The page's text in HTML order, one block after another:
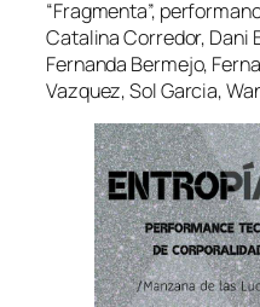
“Fragmenta”,
Catalina Corredor, Dani
Fernanda Bermejo,
Vazquez, Sol Garcia,